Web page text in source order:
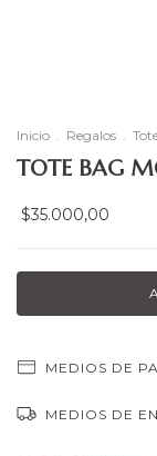
Inicio . Regalos .
TOTE BAG
$35.000,00
MEDIOS DE
MEDIOS DE